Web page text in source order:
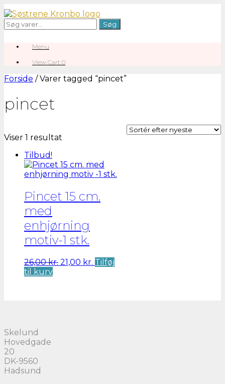
Gå
til
indhold
Søg
efter:
Søg
Menu
View
cart
View Cart 0
Forside / Varer tagged “pincet”
pincet
Viser 1 resultat
Tilbud!
Pincet 15 cm.
med
enhjørning
motiv-1 stk.
26,00kr. Den
21,00 kr. Den
Tilføj
til kurv
Skelund
Hovedgade
20
DK-9560
Hadsund